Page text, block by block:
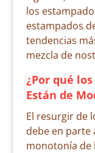
los
estampados
tendencias
mezcla de
¿Por qué
Están de
El resurgir de
debe en parte
monotonía de